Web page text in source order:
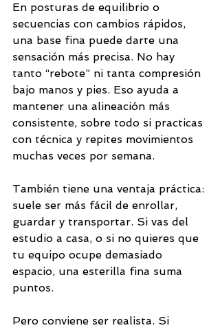
En posturas de equilibrio o
secuencias con cambios rápidos,
una base fina puede darte una
sensación más precisa. No hay
tanto “rebote” ni tanta compresión
bajo manos y pies. Eso ayuda a
mantener una alineación más
consistente, sobre todo si practicas
con técnica y repites movimientos
muchas veces por semana.
También tiene una ventaja práctica:
suele ser más fácil de enrollar,
guardar y transportar. Si vas del
estudio a casa, o si no quieres que
tu equipo ocupe demasiado
espacio, una esterilla fina suma
puntos.
Pero conviene ser realista. Si